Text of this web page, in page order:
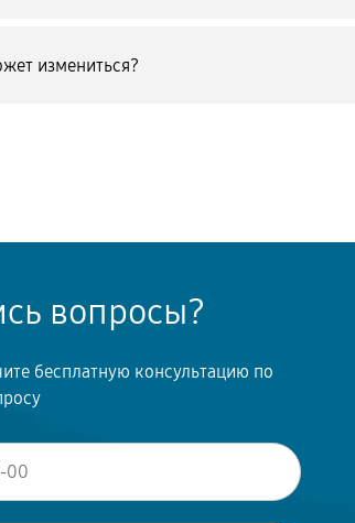
измениться?
вопросы?
бесплатную консультацию по